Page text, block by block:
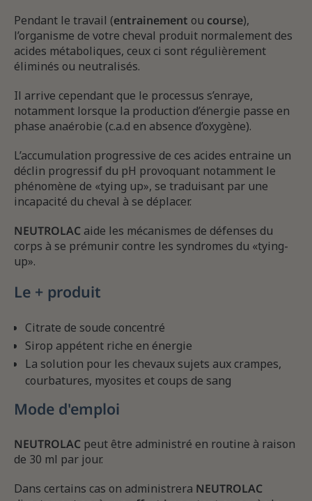
Pendant le travail (entrainement ou course),
l’organisme de votre cheval produit normalement des
acides métaboliques, ceux ci sont régulièrement
éliminés ou neutralisés.
Il arrive cependant que le processus s’enraye,
notamment lorsque la production d’énergie passe en
phase anaérobie (c.a.d en absence d’oxygène).
L’accumulation progressive de ces acides entraine un
déclin progressif du pH provoquant notamment le
phénomène de «tying up», se traduisant par une
incapacité du cheval à se déplacer.
NEUTROLACaide les mécanismes de défenses du
corps à se prémunir contre les syndromes du «tying-
up».
Le + produit
Citrate de soude concentré
Sirop appétent riche en énergie
La solution pour les chevaux sujets aux crampes,
courbatures, myosites et coups de sang
Mode d'emploi
NEUTROLAC peut être administré en routine à raison
de 30 ml par jour.
Dans certains cas on administrera NEUTROLAC